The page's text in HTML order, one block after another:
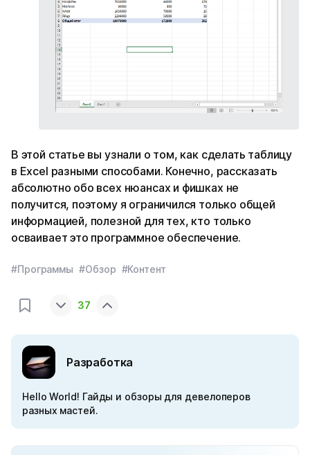
В этой статье вы узнали о том, как сделать таблицу
в Excel разными способами. Конечно, рассказать
абсолютно обо всех нюансах и фишках не
получится, поэтому я ограничился только общей
информацией, полезной для тех, кто только
осваивает это программное обеспечение.
#Программы #Обзор #Контент
37
Разработка
Hello World! Гайды и обзоры для девелоперов
разных мастей.